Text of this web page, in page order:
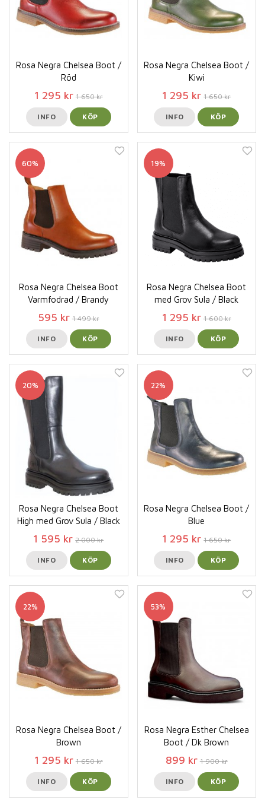
Rosa Negra Chelsea Boot /
Röd
1 295 kr 1 650 kr
INFO KÖP
Rosa Negra Chelsea Boot /
Kiwi
1 295 kr 1 650 kr
INFO KÖP
60%
Rosa Negra Chelsea Boot
Varmfodrad / Brandy
595 kr 1 499 kr
INFO KÖP
19%
Rosa Negra Chelsea Boot
med Grov Sula / Black
1 295 kr 1 600 kr
INFO KÖP
20%
Rosa Negra Chelsea Boot
High med Grov Sula / Black
1 595 kr 2 000 kr
INFO KÖP
22%
Rosa Negra Chelsea Boot /
Blue
1 295 kr 1 650 kr
INFO KÖP
22%
Rosa Negra Chelsea Boot /
Brown
1 295 kr 1 650 kr
INFO KÖP
53%
Rosa Negra Esther Chelsea
Boot / Dk Brown
899 kr 1 900 kr
INFO KÖP